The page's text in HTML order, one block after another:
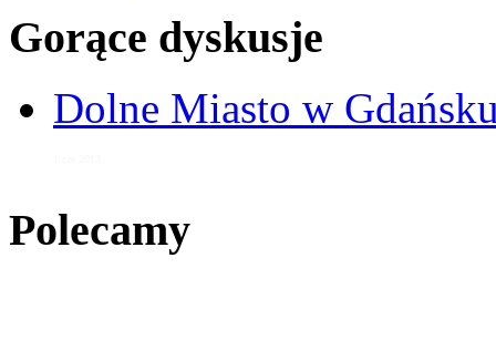
Gorące dyskusje
Dolne Miasto w
Polecamy